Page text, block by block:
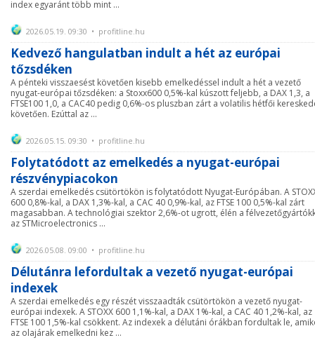
index egyaránt több mint ...
2026.05.19. 09:30 • profitline.hu
Kedvező hangulatban indult a hét az európai
tőzsdéken
A pénteki visszaesést követően kisebb emelkedéssel indult a hét a vezető
nyugat-európai tőzsdéken: a Stoxx600 0,5%-kal kúszott feljebb, a DAX 1,3, a
FTSE100 1,0, a CAC40 pedig 0,6%-os pluszban zárt a volatilis hétfői
követően. Ezúttal az ...
2026.05.15. 09:30 • profitline.hu
Folytatódott az emelkedés a nyugat-európai
részvénypiacokon
A szerdai emelkedés csütörtökön is folytatódott Nyugat-Európában. A
600 0,8%-kal, a DAX 1,3%-kal, a CAC 40 0,9%-kal, az FTSE 100 0,5%-kal zárt
magasabban. A technológiai szektor 2,6%-ot ugrott, élén a
az STMicroelectronics ...
2026.05.08. 09:00 • profitline.hu
Délutánra lefordultak a vezető nyugat-európai
indexek
A szerdai emelkedés egy részét visszaadták csütörtökön a vezető nyugat-
európai indexek. A STOXX 600 1,1%-kal, a DAX 1%-kal, a CAC 40 1,2%-kal, az
FTSE 100 1,5%-kal csökkent. Az indexek a délutáni órákban fordultak le,
az olajárak emelkedni kez ...